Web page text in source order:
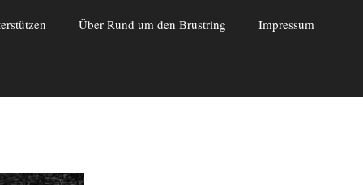
Über Rund um den Brustring Impressum